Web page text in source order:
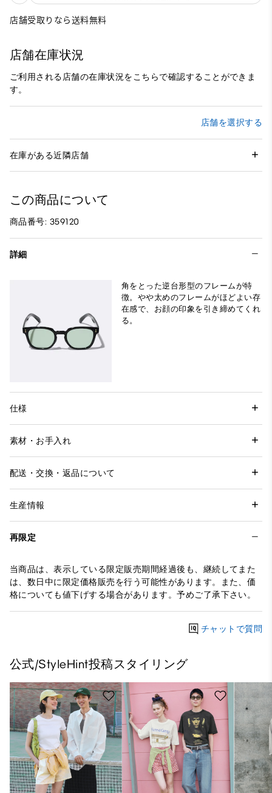
店舗受取りなら送料無料
店舗在庫状況
ご利用される店舗の在庫状況をこちらで確認することができま
す。
店舗を選択する
在庫がある近隣店舗
この商品について
商品番号: 359120
詳細
角をとった逆台形型のフレームが特
徴。やや太めのフレームがほどよい存
在感で、お顔の印象を引き締めてくれ
る。
仕様
素材・お手入れ
配送・交換・返品について
生産情報
再限定
当商品は、表示している限定販売期間経過後も、継続してまた
は、数日中に限定価格販売を行う可能性があります。また、価
格についても値下げする場合があります。予めご了承下さい。
チャットで質問
公式/StyleHint投稿スタイリング